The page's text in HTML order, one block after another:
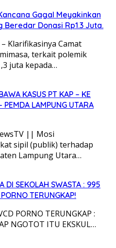
Gagal Meyakinkan
Beredar Donasi Rp1.3 Juta.
Klarifikasinya Camat
terkait polemik
juta kepada…
KASUS PT KAP – KE
PEMDA LAMPUNG UTARA
|| Mosi
sipil (publik) terhadap
Lampung Utara…
DI SEKOLAH SWASTA : 995
TERUNGKAP!
PORNO TERUNGKAP :
NGOTOT ITU EKSKUL…